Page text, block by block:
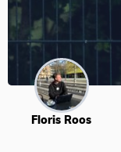
Floris Roos